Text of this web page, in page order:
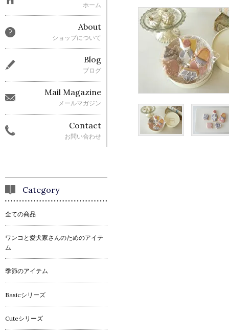
ホーム
About
ショップについて
Blog
ブログ
Mail Magazine
メールマガジン
Contact
お問い合わせ
Category
全ての商品
ワンコと愛犬家さんのためのアイテ
ム
季節のアイテム
Basicシリーズ
Cuteシリーズ